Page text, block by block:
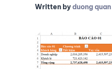
Written byduong quan